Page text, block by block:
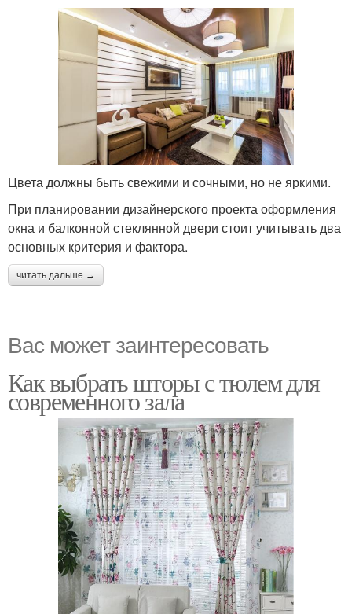
Цвета должны быть свежими и сочными, но не яркими.
При планировании дизайнерского проекта оформления
окна и балконной стеклянной двери стоит учитывать два
основных критерия и фактора.
читать дальше →
Вас может заинтересовать
Как выбрать шторы с тюлем для
современного зала